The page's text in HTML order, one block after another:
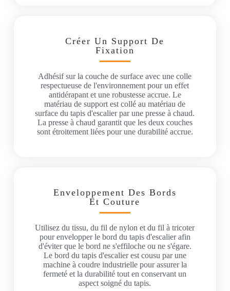
Créer Un Support De
Fixation
Adhésif sur la couche de surface avec une colle
respectueuse de l'environnement pour un effet
antidérapant et une robustesse accrue. Le
matériau de support est collé au matériau de
surface du tapis d'escalier par une presse à chaud.
La presse à chaud garantit que les deux couches
sont étroitement liées pour une durabilité accrue.
Enveloppement Des Bords
Et Couture
Utilisez du tissu, du fil de nylon et du fil à tricoter
pour envelopper le bord du tapis d'escalier afin
d'éviter que le bord ne s'effiloche ou ne s'égare.
Le bord du tapis d'escalier est cousu par une
machine à coudre industrielle pour assurer la
fermeté et la durabilité tout en conservant un
aspect soigné du tapis.